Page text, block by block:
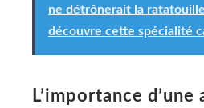
ne détrônerait la
découvre cette spécialité
L’importance d’une